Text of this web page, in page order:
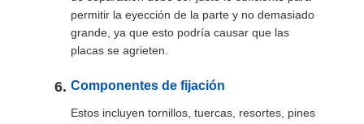
permitir la eyección de la parte y no demasiado
grande, ya que esto podría causar que las
placas se agrieten.
Componentes de fijación
Estos incluyen tornillos, tuercas, resortes, pines